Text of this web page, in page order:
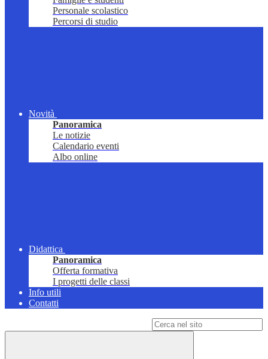
Personale scolastico
Percorsi di studio
Novità
Panoramica
Le notizie
Calendario eventi
Albo online
Didattica
Panoramica
Offerta formativa
I progetti delle classi
Info utili
Contatti